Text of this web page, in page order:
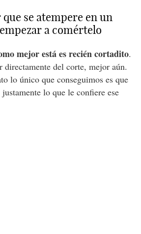
que se atempere en un
a comértelo
mejor está es recién cortadito.
directamente del corte, mejor aún.
lo único que conseguimos es que
lo que le confiere ese